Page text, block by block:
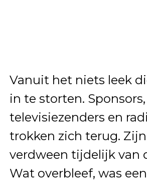
Vanuit het niets leek
in te storten. Sponsors,
televisiezenders en
trokken zich terug.
verdween tijdelijk van
Wat overbleef, was